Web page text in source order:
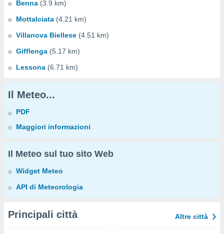
Benna (3.9 km)
Mottalciata (4.21 km)
Villanova Biellese (4.51 km)
Gifflenga (5.17 km)
Lessona (6.71 km)
Il Meteo...
PDF
Maggiori informazioni
Il Meteo sul tuo sito Web
Widget Meteo
API di Meteorologia
Principali città Altre città